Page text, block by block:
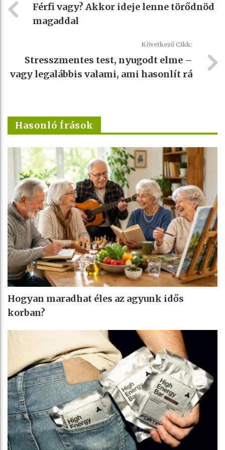
Férfi vagy? Akkor ideje lenne törődnöd
magaddal
Következő Cikk:
Stresszmentes test, nyugodt elme –
vagy legalábbis valami, ami hasonlít rá
Hasonló Írások
Hogyan maradhat éles az agyunk idős
korban?